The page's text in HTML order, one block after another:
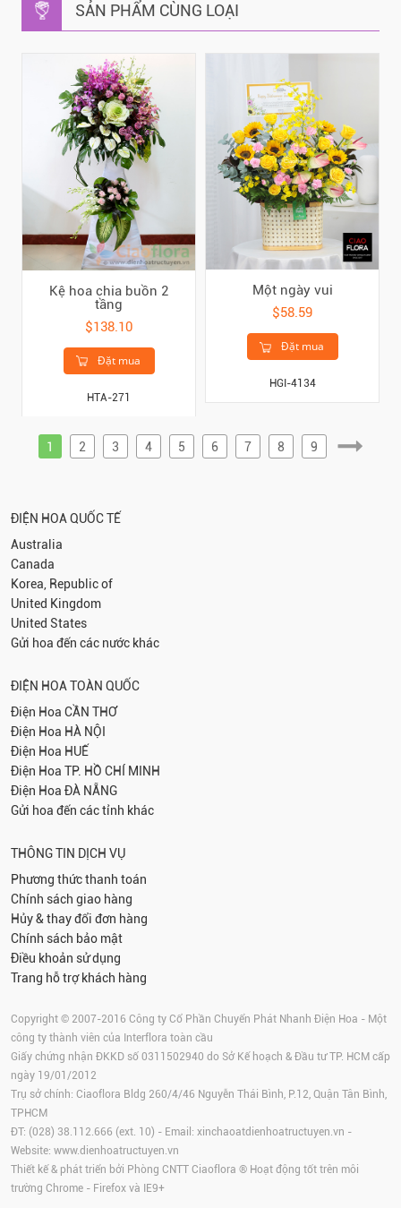
SẢN PHẨM CÙNG LOẠI
Kệ hoa chia buồn 2
tầng
$138.10
Đặt mua
HTA-271
Một ngày vui
$58.59
Đặt mua
HGI-4134
1 2 3 4 5 6 7 8 9
ĐIỆN HOA QUỐC TẾ
Australia
Canada
Korea, Republic of
United Kingdom
United States
Gửi hoa đến các nước khác
ĐIỆN HOA TOÀN QUỐC
Điện Hoa CẦN THƠ
Điện Hoa HÀ NỘI
Điện Hoa HUẾ
Điện Hoa TP. HỒ CHÍ MINH
Điện Hoa ĐÀ NẴNG
Gửi hoa đến các tỉnh khác
THÔNG TIN DỊCH VỤ
Phương thức thanh toán
Chính sách giao hàng
Hủy & thay đổi đơn hàng
Chính sách bảo mật
Điều khoản sử dụng
Trang hỗ trợ khách hàng
Copyright © 2007-2016 Công ty Cổ Phần Chuyển Phát Nhanh Điện Hoa - Một
công ty thành viên của Interflora toàn cầu
Giấy chứng nhận ĐKKD số 0311502940 do Sở Kế hoạch & Đầu tư TP. HCM cấp
ngày 19/01/2012
Trụ sở chính: Ciaoflora Bldg 260/4/46 Nguyễn Thái Bình, P.12, Quận Tân Bình,
TPHCM
ĐT: (028) 38.112.666 (ext. 10) - Email: xinchaoatdienhoatructuyen.vn -
Website: www.dienhoatructuyen.vn
Thiết kế & phát triển bởi Phòng CNTT Ciaoflora ® Hoạt động tốt trên môi
trường Chrome - Firefox và IE9+